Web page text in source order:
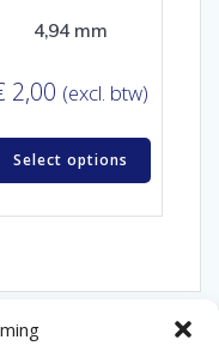
4,94 mm
2,00 (excl. btw)
Select options